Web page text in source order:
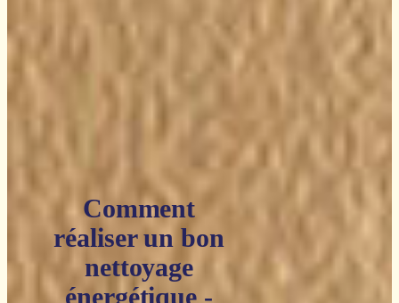
Comment
réaliser un bon
nettoyage
énergétique -